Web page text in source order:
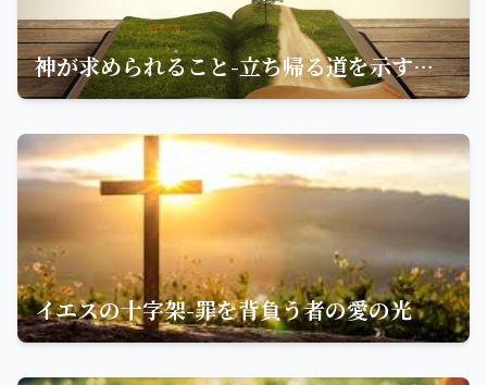
神が求められること-立ち帰る道を示す聖句
イエスの十字架-罪を背負う者の愛の光